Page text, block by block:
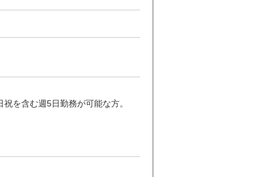
を含む週5日勤務が可能な方。